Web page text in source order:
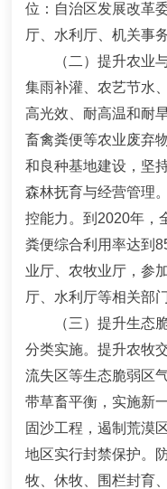
位：自治区发展改革
厅、水利厅、机关事
（ 二 ）提升农业
集雨补灌、农艺节水
高光效、耐高温和耐
畜禽粪便等农业废弃
和良种基地建设，坚
森林抚育与经营管理
控能力。到 2020年，
粪便综合利用率达到
业厅、农牧业厅，参
厅、水利厅等相关部门
（三）提升生态
分类实施。提升农牧
流失区等生态脆弱区
带草畜平衡，实施新
固沙工程，遏制荒漠
地区实行封禁保护。
牧、休牧、围栏封育